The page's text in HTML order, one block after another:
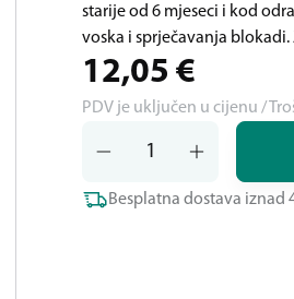
starije od 6 mjeseci i kod
voska i sprječavanja
12,05 €
PDV je uključen u cijenu /
Besplatna dostava iznad